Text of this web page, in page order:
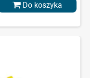
Do koszyka